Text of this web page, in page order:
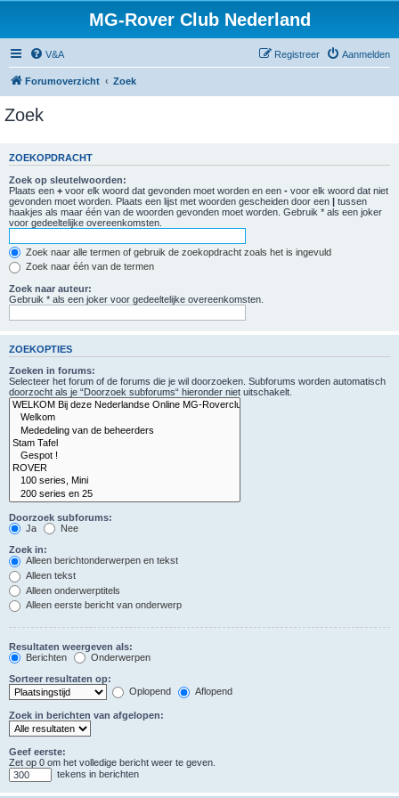
MG-Rover Club Nederland
V&A Aanmelden
Registreer
Forumoverzicht Zoek
Zoek
ZOEKOPDRACHT
Zoek op sleutelwoorden:
Plaats een + voor elk woord dat gevonden moet worden en een - voor elk woord dat niet
gevonden moet worden. Plaats een lijst met woorden gescheiden door een | tussen
haakjes als maar één van de woorden gevonden moet worden. Gebruik * als een joker
voor gedeeltelijke overeenkomsten.
Zoek naar alle termen of gebruik de zoekopdracht zoals het is ingevuld
Zoek naar één van de termen
Zoek naar auteur:
Gebruik * als een joker voor gedeeltelijke overeenkomsten.
ZOEKOPTIES
Zoeken in forums:
Selecteer het forum of de forums die je wil doorzoeken. Subforums worden automatisch
doorzocht als je “Doorzoek subforums“ hieronder niet uitschakelt.
Doorzoek subforums:
Ja
Nee
Zoek in:
Alleen berichtonderwerpen en tekst
Alleen tekst
Alleen onderwerptitels
Alleen eerste bericht van onderwerp
Resultaten weergeven als:
Berichten
Onderwerpen
Sorteer resultaten op:
Oplopend
Aflopend
Zoek in berichten van afgelopen:
Geef eerste:
Zet op 0 om het volledige bericht weer te geven.
tekens in berichten